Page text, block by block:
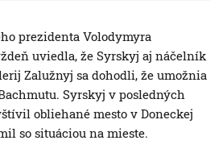
prezidenta Volodymyra
uviedla, že Syrskyj aj náčelník
Zalužnyj sa dohodli, že umožnia
Syrskyj v posledných
obliehané mesto v Doneckej
so situáciou na mieste.